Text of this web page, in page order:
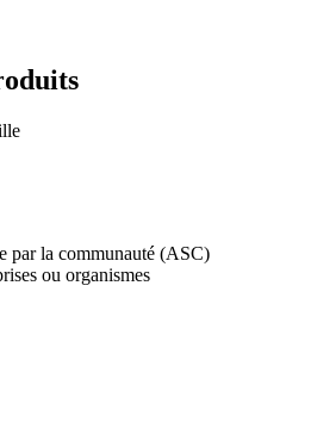
par la communauté (ASC)
ou organismes